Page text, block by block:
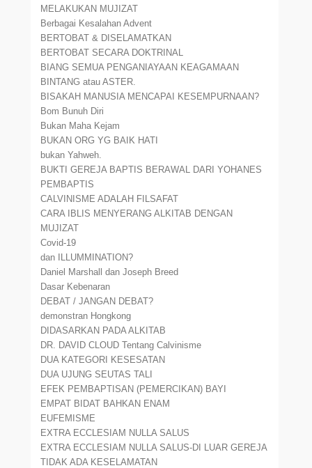
MELAKUKAN MUJIZAT
Berbagai Kesalahan Advent
BERTOBAT & DISELAMATKAN
BERTOBAT SECARA DOKTRINAL
BIANG SEMUA PENGANIAYAAN KEAGAMAAN
BINTANG atau ASTER.
BISAKAH MANUSIA MENCAPAI KESEMPURNAAN?
Bom Bunuh Diri
Bukan Maha Kejam
BUKAN ORG YG BAIK HATI
bukan Yahweh.
BUKTI GEREJA BAPTIS BERAWAL DARI YOHANES
PEMBAPTIS
CALVINISME ADALAH FILSAFAT
CARA IBLIS MENYERANG ALKITAB DENGAN
MUJIZAT
Covid-19
dan ILLUMMINATION?
Daniel Marshall dan Joseph Breed
Dasar Kebenaran
DEBAT / JANGAN DEBAT?
demonstran Hongkong
DIDASARKAN PADA ALKITAB
DR. DAVID CLOUD Tentang Calvinisme
DUA KATEGORI KESESATAN
DUA UJUNG SEUTAS TALI
EFEK PEMBAPTISAN (PEMERCIKAN) BAYI
EMPAT BIDAT BAHKAN ENAM
EUFEMISME
EXTRA ECCLESIAM NULLA SALUS
EXTRA ECCLESIAM NULLA SALUS-DI LUAR GEREJA
TIDAK ADA KESELAMATAN